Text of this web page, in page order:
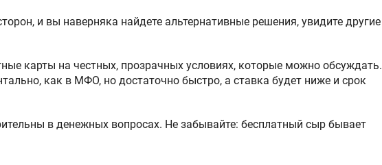
и вы наверняка найдете альтернативные решения, увидите другие
карты на честных, прозрачных условиях, которые можно обсуждать.
как в МФО, но достаточно быстро, а ставка будет ниже и срок
в денежных вопросах. Не забывайте: бесплатный сыр бывает